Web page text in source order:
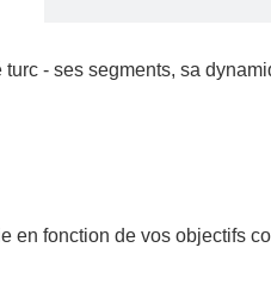
- ses segments, sa
en fonction de vos objectifs